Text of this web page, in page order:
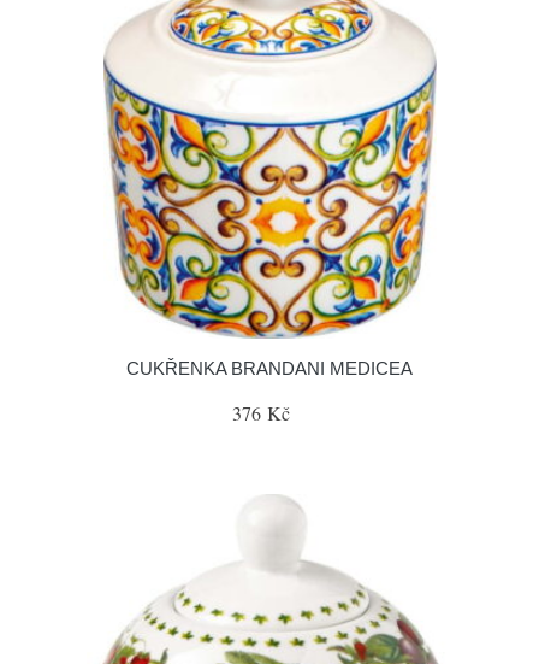
CUKŘENKA BRANDANI MEDICEA
376 Kč